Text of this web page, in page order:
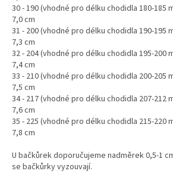
30 - 190 (vhodné pro délku chodidla 180-
7,0 cm
31 - 200 (vhodné pro délku chodidla 190-
7,3 cm
32 - 204 (vhodné pro délku chodidla 195-
7,4 cm
33 - 210 (vhodné pro délku chodidla 200-
7,5 cm
34 - 217 (vhodné pro délku chodidla 207-
7,6 cm
35 - 225 (vhodné pro délku chodidla 215-
7,8 cm
U bačkůrek doporučujeme nadměrek 0,5-1
se bačkůrky vyzouvají.